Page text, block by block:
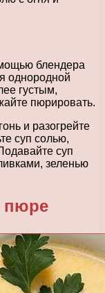
блендера
однородной
густым,
пюрировать.
и разогрейте
суп солью,
суп
зеленью
пюре